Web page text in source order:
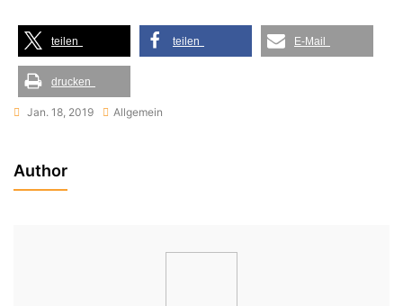
teilen teilen E-Mail
drucken
Jan. 18, 2019 Allgemein
Author